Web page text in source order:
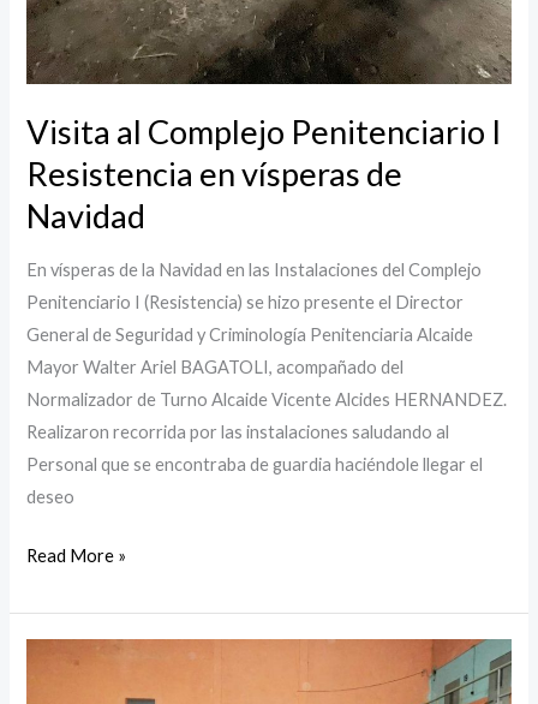
Visita al Complejo Penitenciario I
Resistencia en vísperas de
Navidad
En vísperas de la Navidad en las Instalaciones del Complejo
Penitenciario I (Resistencia) se hizo presente el Director
General de Seguridad y Criminología Penitenciaria Alcaide
Mayor Walter Ariel BAGATOLI, acompañado del
Normalizador de Turno Alcaide Vicente Alcides HERNANDEZ.
Realizaron recorrida por las instalaciones saludando al
Personal que se encontraba de guardia haciéndole llegar el
deseo
Read More »